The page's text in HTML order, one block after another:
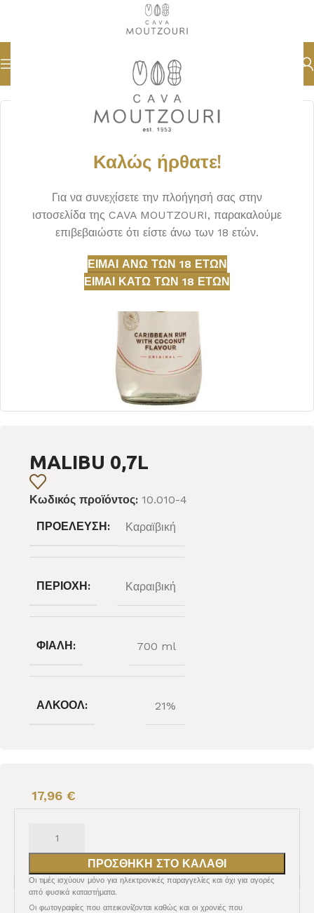
Καλώς ήρθατε!
Για να συνεχίσετε την πλοήγησή σας στην
ιστοσελίδα της CAVA MOUTZOURI, παρακαλούμε
επιβεβαιώστε ότι είστε άνω των 18 ετών.
ΕΊΜΑΙ ΆΝΩ ΤΩΝ 18 ΕΤΏΝ
ΕΊΜΑΙ ΚΆΤΩ ΤΩΝ 18 ΕΤΏΝ
Αρχική σελίδα ΡΟΥΜΙ
MALIBU 0,7L
Κωδικός προϊόντος: 10.010-4
ΠΡΟΈΛΕΥΣΗ:
Καραϊβική
ΠΕΡΙΟΧΉ: Καραιβική
ΦΙΆΛΗ: 700 ml
ΑΛΚΟΌΛ: 21%
17,96 €
ΠΡΟΣΘΉΚΗ ΣΤΟ ΚΑΛΆΘΙ
Οι τιμές ισχύουν μόνο για ηλεκτρονικές παραγγελίες και όχι για αγορές
από φυσικά καταστήματα.
Oι φωτογραφίες που απεικονίζονται καθώς και οι χρονιές που